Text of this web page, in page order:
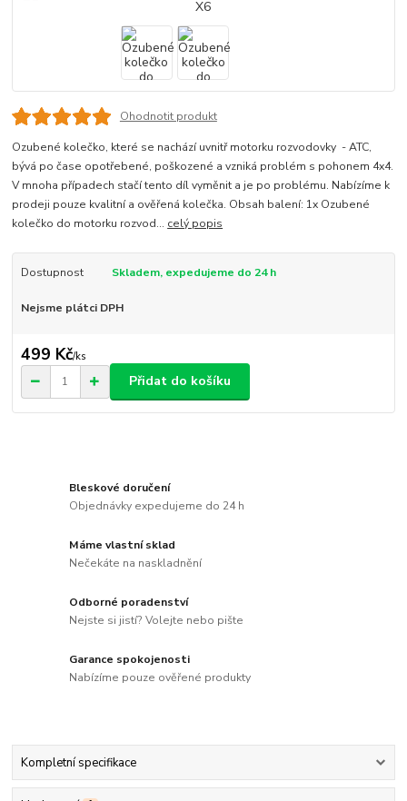
Ohodnotit produkt
Ozubené kolečko, které se nachází uvnitř motorku rozvodovky - ATC,
bývá po čase opotřebené, poškozené a vzniká problém s pohonem 4x4.
V mnoha případech stačí tento díl vyměnit a je po problému. Nabízíme k
prodeji pouze kvalitní a ověřená kolečka. Obsah balení: 1x Ozubené
kolečko do motorku rozvod... celý popis
Dostupnost Skladem, expedujeme do 24 h
Nejsme plátci DPH
499 Kč/ks
Přidat do košíku
Bleskové doručení
Objednávky expedujeme do 24 h
Máme vlastní sklad
Nečekáte na naskladnění
Odborné poradenství
Nejste si jistí? Volejte nebo pište
Garance spokojenosti
Nabízíme pouze ověřené produkty
Kompletní specifikace